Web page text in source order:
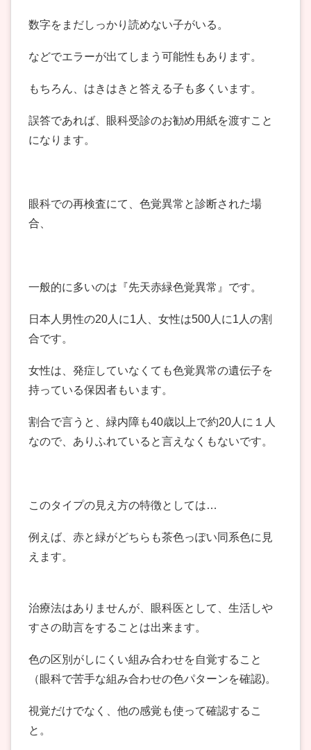
数字をまだしっかり読めない子がいる。
などでエラーが出てしまう可能性もあります。
もちろん、はきはきと答える子も多くいます。
誤答であれば、眼科受診のお勧め用紙を渡すこと
になります。
眼科での再検査にて、色覚異常と診断された場
合、
一般的に多いのは『先天赤緑色覚異常』です。
日本人男性の20人に1人、女性は500人に1人の割
合です。
女性は、発症していなくても色覚異常の遺伝子を
持っている保因者もいます。
割合で言うと、緑内障も40歳以上で約20人に１人
なので、ありふれていると言えなくもないです。
このタイプの見え方の特徴としては…
例えば、赤と緑がどちらも茶色っぽい同系色に見
えます。
治療法はありませんが、眼科医として、生活しや
すさの助言をすることは出来ます。
色の区別がしにくい組み合わせを自覚すること
（眼科で苦手な組み合わせの色パターンを確認)。
視覚だけでなく、他の感覚も使って確認するこ
と。